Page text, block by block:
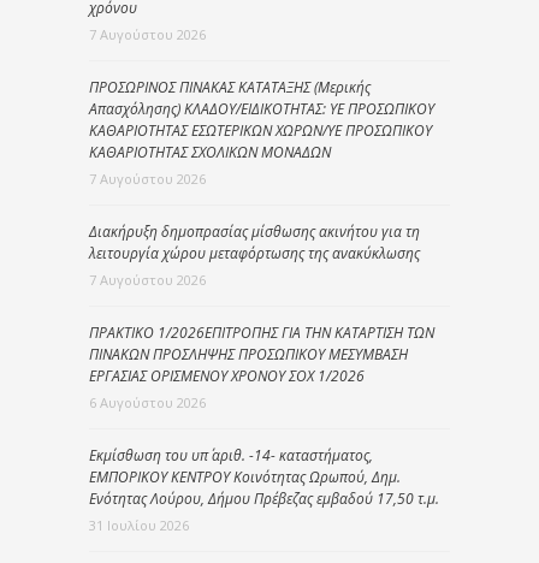
χρόνου
7 Αυγούστου 2026
ΠΡΟΣΩΡΙΝΟΣ ΠΙΝΑΚΑΣ ΚΑΤΑΤΑΞΗΣ (Μερικής
Απασχόλησης) ΚΛΑΔΟΥ/ΕΙΔΙΚΟΤΗΤΑΣ: ΥΕ ΠΡΟΣΩΠΙΚΟΥ
ΚΑΘΑΡΙΟΤΗΤΑΣ ΕΣΩΤΕΡΙΚΩΝ ΧΩΡΩΝ/ΥΕ ΠΡΟΣΩΠΙΚΟΥ
ΚΑΘΑΡΙΟΤΗΤΑΣ ΣΧΟΛΙΚΩΝ ΜΟΝΑΔΩΝ
7 Αυγούστου 2026
Διακήρυξη δημοπρασίας μίσθωσης ακινήτου για τη
λειτουργία χώρου μεταφόρτωσης της ανακύκλωσης
7 Αυγούστου 2026
ΠΡΑΚΤΙΚΟ 1/2026ΕΠΙΤΡΟΠΗΣ ΓΙΑ ΤΗΝ ΚΑΤΑΡΤΙΣΗ ΤΩΝ
ΠΙΝΑΚΩΝ ΠΡΟΣΛΗΨΗΣ ΠΡΟΣΩΠΙΚΟΥ ΜΕΣΥΜΒΑΣΗ
ΕΡΓΑΣΙΑΣ ΟΡΙΣΜΕΝΟΥ ΧΡΟΝΟΥ ΣΟΧ 1/2026
6 Αυγούστου 2026
Εκμίσθωση του υπ΄ αριθ. -14- καταστήματος,
ΕΜΠΟΡΙΚΟΥ ΚΕΝΤΡΟΥ Κοινότητας Ωρωπού, Δημ.
Ενότητας Λούρου, Δήμου Πρέβεζας εμβαδού 17,50 τ.μ.
31 Ιουλίου 2026